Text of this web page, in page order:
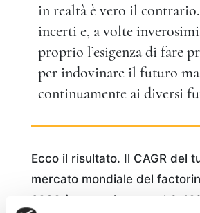
in realtà è vero il
incerti e, a volte
proprio l’esigenza di fare
per indovinare il futuro
continuamente ai diversi
Ecco il risultato. Il CAGR del
mercato mondiale del
2030 è atteso intorno al 6-